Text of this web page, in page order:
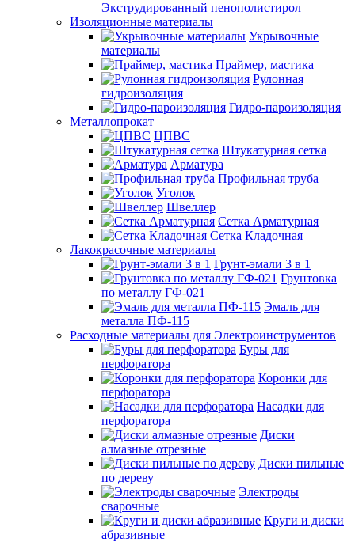
Экструдированный пенополистирол
Изоляционные материалы
Укрывочные
материалы
Праймер, мастика
Рулонная
гидроизоляция
Гидро-пароизоляция
Металлопрокат
ЦПВС
Штукатурная сетка
Арматура
Профильная труба
Уголок
Швеллер
Сетка Арматурная
Сетка Кладочная
Лакокрасочные материалы
Грунт-эмали 3 в 1
Грунтовка
по металлу ГФ-021
Эмаль для
металла ПФ-115
Расходные материалы для Электроинструментов
Буры для
перфоратора
Коронки для
перфоратора
Насадки для
перфоратора
Диски
алмазные отрезные
Диски пильные
по дереву
Электроды
сварочные
Круги и диски
абразивные